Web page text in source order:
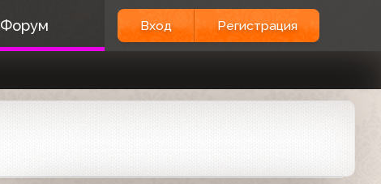
Форум Вход Регистрация